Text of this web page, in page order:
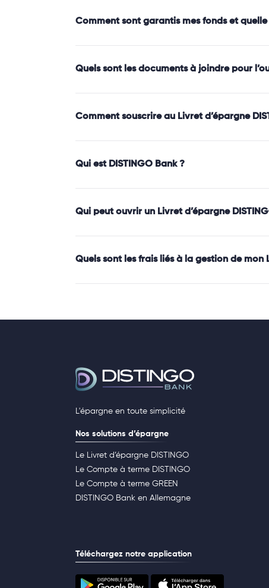
Comment sont garantis mes fonds et
Quels sont les documents à joindre pour
Comment souscrire au Livret d’épargne
Qui est DISTINGO Bank ?
Qui peut ouvrir un Livret d’épargne
Quels sont les frais liés à la gestion de mon
L'épargne en toute simplicité
Nos solutions d’épargne
Le Livret d’épargne DISTINGO
Le Compte à terme DISTINGO
Le Compte à terme GREEN
DISTINGO Bank en Allemagne
Téléchargez notre application